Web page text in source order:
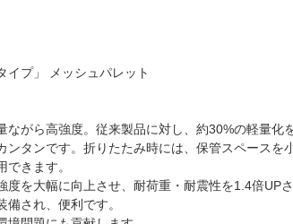
イプ」 メッシュパレット
ながら高強度。従来製品に対し、約30%の軽量化
ンタンです。折りたたみ時には、保管スペースを
できます。
度を大幅に向上させ、耐荷重・耐震性を1.4倍UP
備され、便利です。